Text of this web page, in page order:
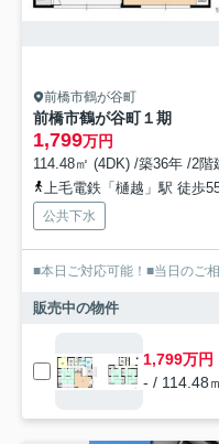
前橋市鶴が谷町
前橋市鶴が谷町１期
1,799万円
114.48㎡ (4DK) /築36年 /2階
上毛電鉄「樋越」駅 徒歩
公共下水
■本日ご対応可能！■当日のご
販売中の物件
1,799万円
- / 114.48